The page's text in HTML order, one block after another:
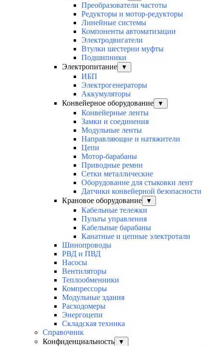
Преобразователи частоты
Редукторы и мотор-редукторы
Линейные системы
Компоненты автоматизации
Электродвигатели
Втулки шестерни муфты
Подшипники
Электропитание
▼
ИБП
Электрогенераторы
Аккумуляторы
Конвейерное оборудование
▼
Конвейерные ленты
Замки и соединения
Модульные ленты
Направляющие и натяжители
Цепи
Мотор-барабаны
Приводные ремни
Сетки металлические
Оборудование для стыковки лент
Датчики конвейерной безопасности
Крановое оборудование
▼
Кабельные тележки
Пульты управления
Кабельные барабаны
Канатные и цепные электротали
Шинопроводы
РВД и ПВД
Насосы
Вентиляторы
Теплообменники
Компрессоры
Модульные здания
Расходомеры
Энергоцепи
Складская техника
Справочник
Конфиденциальность
▼